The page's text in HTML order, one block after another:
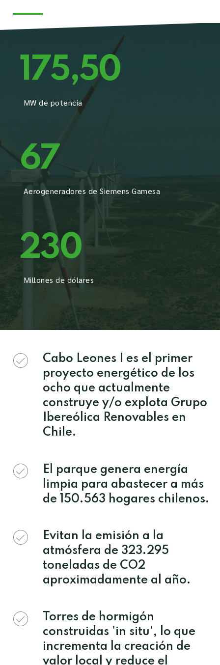
175,50
MW de potencia
67
Aerogeneradores de Siemens Gamesa
230
Millones de dólares
Cabo Leones I es el primer
proyecto energético de los
ocho que actualmente
construye y/o explota Grupo
Ibereólica Renovables en
Chile.
El parque genera energía
limpia para abastecer a más
de 150.563 hogares chilenos.
Evitan la emisión a la
atmósfera de 323.295
toneladas de CO2
aproximadamente al año.
Torres de hormigón
construidas 'in situ', lo que
incrementa la creación de
valor local y reduce el